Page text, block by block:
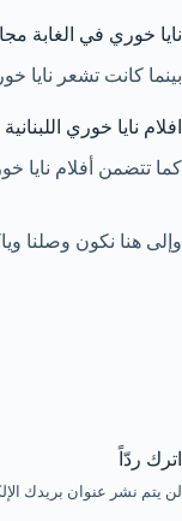
نايا خوري في الغابة
بينما كانت تشعر نايا
افلام نايا خوري اللبنانية
كما تتضمن أفلام نايا
وإلى هنا نكون وصلنا
اترك ردّاً
لن يتم نشر عنوان بريدك